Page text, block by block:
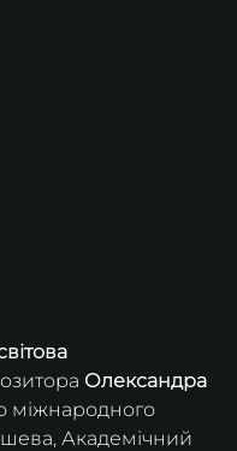
Олександра
міжнародного
Академічний